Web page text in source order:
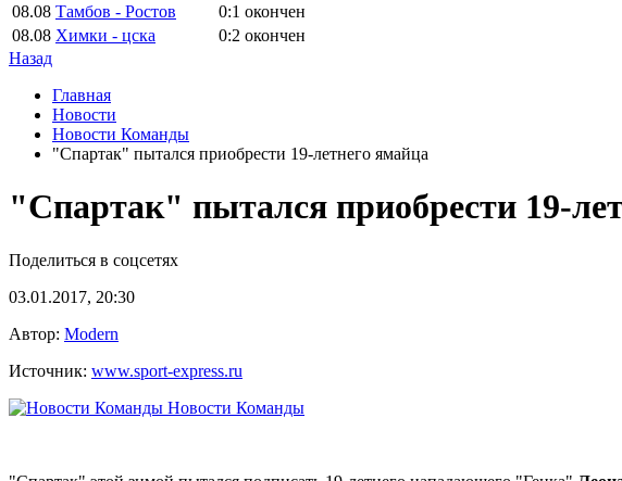
08.08 Тамбов - Ростов 0:1 окончен
08.08 Химки - цска 0:2 окончен
Назад
Главная
Новости
Новости Команды
"Спартак" пытался приобрести 19-летнего ямайца
"Спартак" пытался приобрести 19-
Поделиться в соцсетях
03.01.2017, 20:30
Автор: Modern
Источник: www.sport-express.ru
Новости Команды